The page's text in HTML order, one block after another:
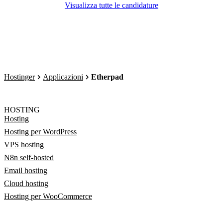
Visualizza tutte le candidature
Hostinger Applicazioni Etherpad
HOSTING
Hosting
Hosting per WordPress
VPS hosting
N8n self-hosted
Email hosting
Cloud hosting
Hosting per WooCommerce